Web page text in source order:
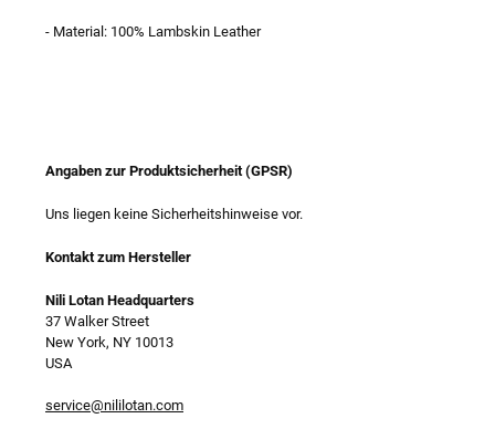
- Material: 100% Lambskin Leather
Angaben zur Produktsicherheit (GPSR)
Uns liegen keine Sicherheitshinweise vor.
Kontakt zum Hersteller
Nili Lotan Headquarters
37 Walker Street
New York, NY 10013
USA
service@nililotan.com